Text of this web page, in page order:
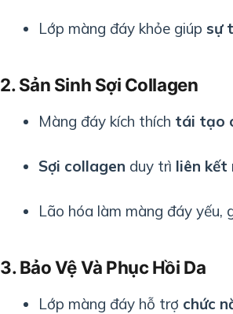
Lớp màng đáy khỏe giúp sự
2. Sản Sinh Sợi Collagen
Màng đáy kích thích tái tạo
Sợi collagen duy trì liên kết
Lão hóa làm màng đáy yếu,
3. Bảo Vệ Và Phục Hồi Da
Lớp màng đáy hỗ trợ chức